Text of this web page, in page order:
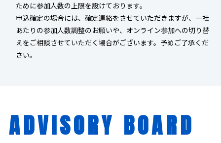
ために参加人数の上限を設けております。
申込確定の場合には、確定連絡をさせていただきますが、一社
あたりの参加人数調整のお願いや、オンライン参加への切り替
えをご相談させていただく場合がございます。予めご了承くだ
さい。
ADVISORY BOARD